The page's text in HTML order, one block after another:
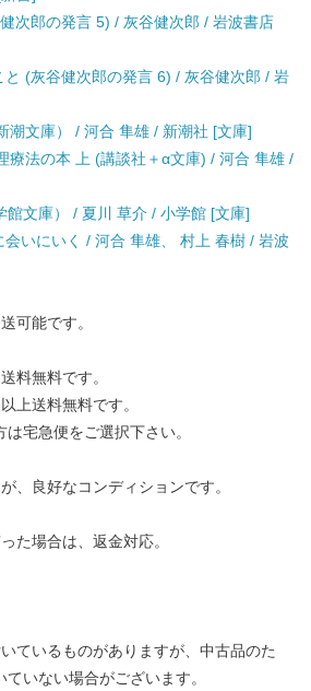
次郎の発言 5) / 灰谷健次郎 / 岩波書店
と (灰谷健次郎の発言 6) / 灰谷健次郎 / 岩
潮文庫） / 河合 隼雄 / 新潮社 [文庫]
療法の本 上 (講談社＋α文庫) / 河合 隼雄 /
館文庫） / 夏川 草介 / 小学館 [文庫]
いにいく / 河合 隼雄、 村上 春樹 / 岩波
可能です。
料無料です。
上送料無料です。
宅急便をご選択下さい。
、良好なコンディションです。
た場合は、返金対応。
ているものがありますが、中古品のた
いない場合がございます。